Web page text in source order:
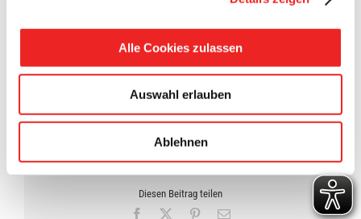
Alle Cookies zulassen
Auswahl erlauben
Ablehnen
bevoelkerung.de
Diesen Beitrag teilen
Facebook Pinterest
E-